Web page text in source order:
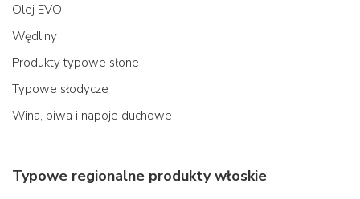
Olej EVO
Wędliny
Produkty typowe słone
Typowe słodycze
Wina, piwa i napoje duchowe
Typowe regionalne produkty włoskie